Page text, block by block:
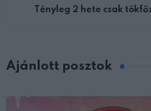
Tényleg 2 hete csak
Ajánlott posztok